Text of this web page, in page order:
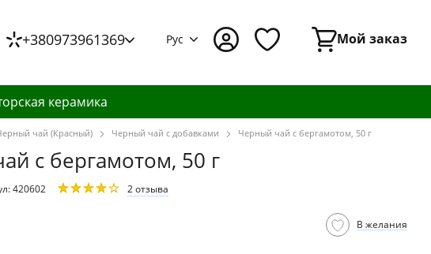
+380973961369 Рус Мой заказ
керамика
чай (Красный) Черный чай с добавками Черный чай с бергамотом, 50 г
с бергамотом, 50 г
420602 2 отзыва
В желания